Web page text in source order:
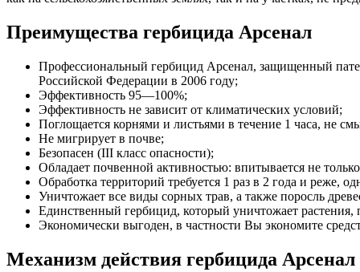
Преимущества гербицида Арсенал
Профессиональный гербицид Арсенал, защищенный
Российской Федерации в 2006 году;
Эффективность 95—100%;
Эффективность не зависит от климатических условий;
Поглощается корнями и листьями в течение 1 часа, не
Не мигрирует в почве;
Безопасен (III класс опасности);
Обладает почвенной активностью: впитывается не
Обработка территорий требуется 1 раз в 2 года и реже,
Уничтожает все виды сорных трав, а также поросль
Единственный гербицид, который уничтожает
Экономически выгоден, в частности Вы экономите
Механизм действия гербицида Арсенал